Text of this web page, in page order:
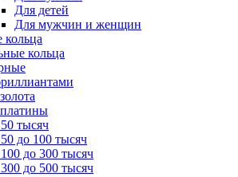
Для детей
Для мужчин и женщин
кольца
кольца
тысяч
до 100 тысяч
до 300 тысяч
до 500 тысяч